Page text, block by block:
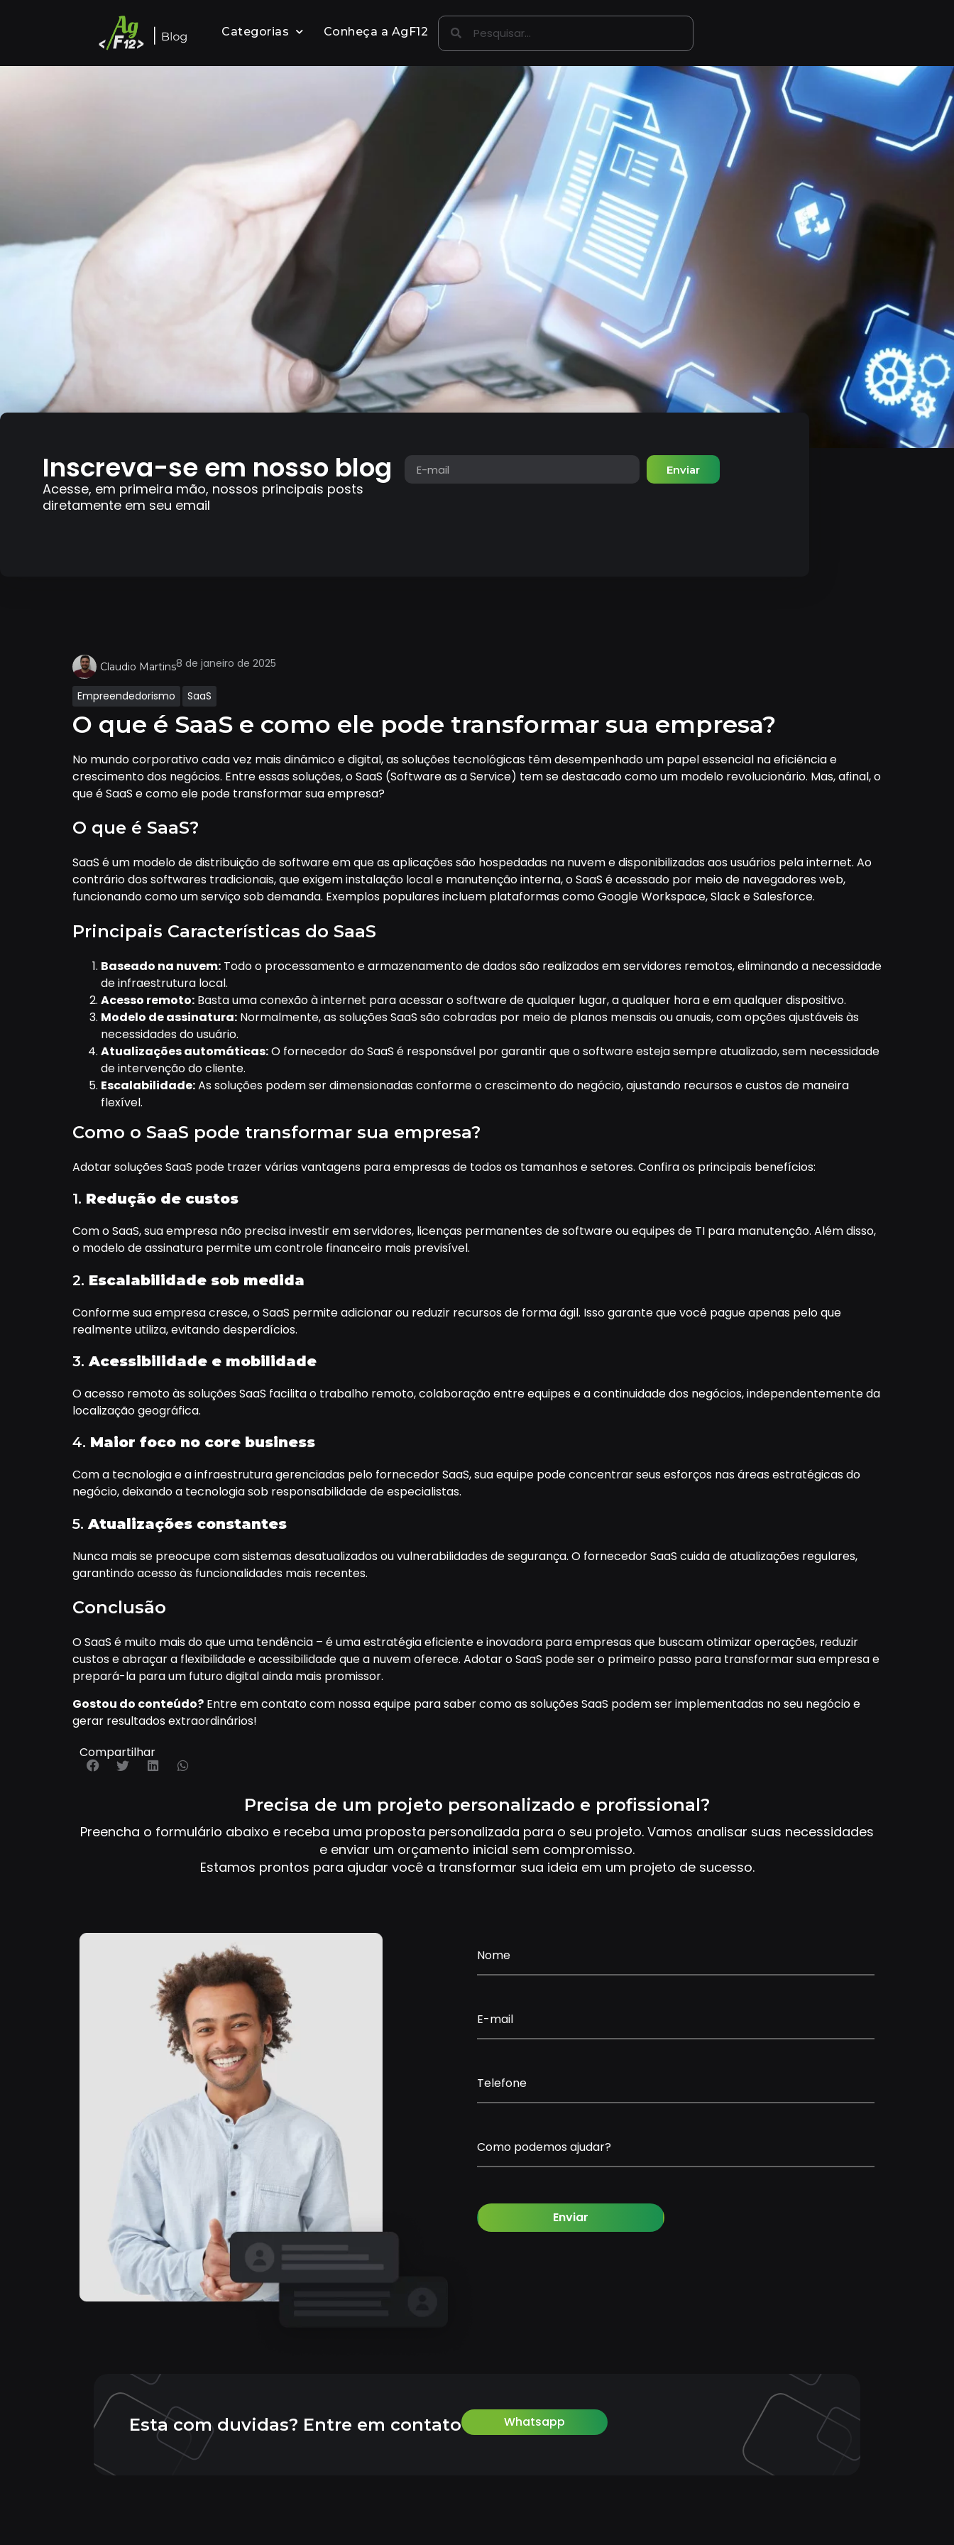
Categorias Conheça a AgF12
Inscreva-se em nosso blog
Acesse, em primeira mão, nossos principais posts
diretamente em seu email
Enviar
Claudio Martins8 de janeiro de 2025
Empreendedorismo SaaS
O que é SaaS e como ele pode transformar sua empresa?
No mundo corporativo cada vez mais dinâmico e digital, as soluções tecnológicas têm desempenhado um papel essencial na eficiência e
crescimento dos negócios. Entre essas soluções, o SaaS (Software as a Service) tem se destacado como um modelo revolucionário. Mas, afinal, o
que é SaaS e como ele pode transformar sua empresa?
O que é SaaS?
SaaS é um modelo de distribuição de software em que as aplicações são hospedadas na nuvem e disponibilizadas aos usuários pela internet. Ao
contrário dos softwares tradicionais, que exigem instalação local e manutenção interna, o SaaS é acessado por meio de navegadores web,
funcionando como um serviço sob demanda. Exemplos populares incluem plataformas como Google Workspace, Slack e Salesforce.
Principais Características do SaaS
Baseado na nuvem: Todo o processamento e armazenamento de dados são realizados em servidores remotos, eliminando a necessidade
de infraestrutura local.
Acesso remoto: Basta uma conexão à internet para acessar o software de qualquer lugar, a qualquer hora e em qualquer dispositivo.
Modelo de assinatura: Normalmente, as soluções SaaS são cobradas por meio de planos mensais ou anuais, com opções ajustáveis às
necessidades do usuário.
Atualizações automáticas:O fornecedor do SaaS é responsável por garantir que o software esteja sempre atualizado, sem necessidade
de intervenção do cliente.
Escalabilidade:As soluções podem ser dimensionadas conforme o crescimento do negócio, ajustando recursos e custos de maneira
flexível.
Como o SaaS pode transformar sua empresa?
Adotar soluções SaaS pode trazer várias vantagens para empresas de todos os tamanhos e setores. Confira os principais benefícios:
1. Redução de custos
Com o SaaS, sua empresa não precisa investir em servidores, licenças permanentes de software ou equipes de TI para manutenção. Além disso,
o modelo de assinatura permite um controle financeiro mais previsível.
2. Escalabilidade sob medida
Conforme sua empresa cresce, o SaaS permite adicionar ou reduzir recursos de forma ágil. Isso garante que você pague apenas pelo que
realmente utiliza, evitando desperdícios.
3.Acessibilidade e mobilidade
O acesso remoto às soluções SaaS facilita o trabalho remoto, colaboração entre equipes e a continuidade dos negócios, independentemente da
localização geográfica.
4. Maior foco no core business
Com a tecnologia e a infraestrutura gerenciadas pelo fornecedor SaaS, sua equipe pode concentrar seus esforços nas áreas estratégicas do
negócio, deixando a tecnologia sob responsabilidade de especialistas.
5. Atualizações constantes
Nunca mais se preocupe com sistemas desatualizados ou vulnerabilidades de segurança. O fornecedor SaaS cuida de atualizações regulares,
garantindo acesso às funcionalidades mais recentes.
Conclusão
O SaaS é muito mais do que uma tendência – é uma estratégia eficiente e inovadora para empresas que buscam otimizar operações, reduzir
custos e abraçar a flexibilidade e acessibilidade que a nuvem oferece. Adotar o SaaS pode ser o primeiro passo para transformar sua empresa e
prepará-la para um futuro digital ainda mais promissor.
Gostou do conteúdo? Entre em contato com nossa equipe para saber como as soluções SaaS podem ser implementadas no seu negócio e
gerar resultados extraordinários!
Compartilhar
Precisa de um projeto personalizado e profissional?
Preencha o formulário abaixo e receba uma proposta personalizada para o seu projeto. Vamos analisar suas necessidades
e enviar um orçamento inicial sem compromisso.
Estamos prontos para ajudar você a transformar sua ideia em um projeto de sucesso.
Nome
E-mail
Telefone
Como podemos ajudar?
Enviar
Esta com duvidas? Entre em contato Whatsapp